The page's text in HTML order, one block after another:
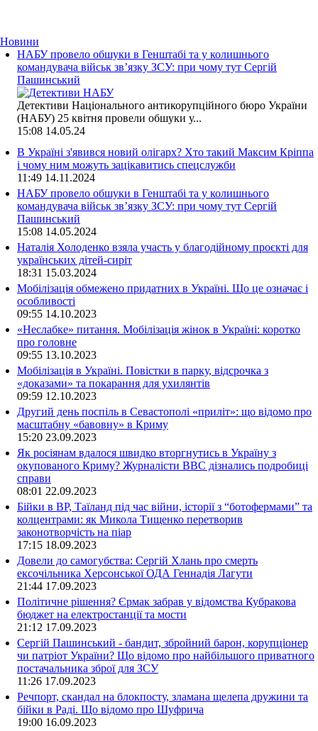
Новини
НАБУ провело обшуки в Генштабі та у колишнього
командувача військ зв’язку ЗСУ: при чому тут Сергій
Пашинський
Детективи Національного антикорупційного бюро України
(НАБУ) 25 квітня провели обшуки у...
15:08 14.05.24
В Україні з'явився новий олігарх? Хто такий Максим Кріппа
і чому ним можуть зацікавитись спецслужби
11:49 14.11.2024
НАБУ провело обшуки в Генштабі та у колишнього
командувача військ зв’язку ЗСУ: при чому тут Сергій
Пашинський
15:08 14.05.2024
Наталія Холоденко взяла участь у благодійному проєкті для
українських дітей-сиріт
18:31 15.03.2024
Мобілізація обмежено придатних в Україні. Що це означає і
особливості
09:55 14.10.2023
«Неслабке» питання. Мобілізація жінок в Україні: коротко
про головне
09:55 13.10.2023
Мобілізація в Україні. Повістки в парку, відсрочка з
«доказами» та покарання для ухилянтів
09:59 12.10.2023
Другий день поспіль в Севастополі «приліт»: що відомо про
масштабну «бавовну» в Криму
15:20 23.09.2023
Як росіянам вдалося швидко вторгнутись в Україну з
окупованого Криму? Журналісти ВВС дізнались подробиці
справи
08:01 22.09.2023
Бійки в ВР, Таїланд під час війни, історії з “ботофермами” та
колцентрами: як Микола Тищенко перетворив
законотворчість на піар
17:15 18.09.2023
Довели до самогубства: Сергій Хлань про смерть
ексочільника Херсонської ОДА Геннадія Лагути
21:44 17.09.2023
Політичне рішення? Єрмак забрав у відомства Кубракова
бюджет на електростанції та мости
21:12 17.09.2023
Сергій Пашинський - бандит, збройний барон, корупціонер
чи патріот України? Що відомо про найбільшого приватного
постачальника зброї для ЗСУ
11:26 17.09.2023
Речпорт, скандал на блокпосту, зламана щелепа дружини та
бійки в Раді. Що відомо про Шуфрича
19:00 16.09.2023